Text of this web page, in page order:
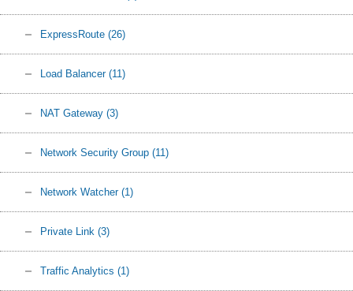
ExpressRoute (26)
Load Balancer (11)
NAT Gateway (3)
Network Security Group (11)
Network Watcher (1)
Private Link (3)
Traffic Analytics (1)